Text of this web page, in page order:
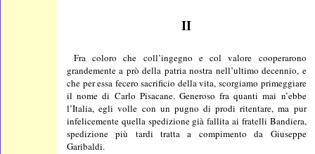
II
Fra coloro che coll’ingegno e col valore cooperarono
grandemente a prò della patria nostra nell’ultimo decennio, e
che per essa fecero sacrificio della vita, scorgiamo primeggiare
il nome di Carlo Pisacane. Generoso fra quanti mai n’ebbe
l’Italia, egli volle con un pugno di prodi ritentare, ma pur
infelicemente quella spedizione già fallita ai fratelli Bandiera,
spedizione più tardi tratta a compimento da Giuseppe
Garibaldi.